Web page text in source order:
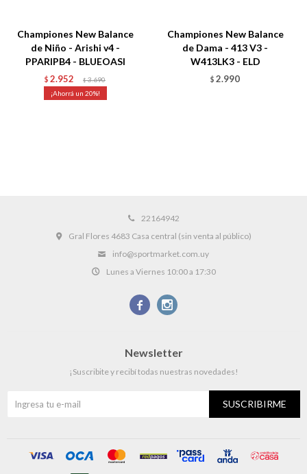
Championes New Balance
de Niño - Arishi v4 -
PPARIPB4 - BLUEOASI
$ 2.952 $ 3.690
20
Championes New Balance
de Dama - 413 V3 -
W413LK3 - ELD
$ 2.990
22164942
Gral Flores 4683 Casa central (sin venta al público)
info@sportmarket.com.uy
Lunes a Viernes 10:00 a 17:30
 
Newsletter
¡Suscribite y recibí todas nuestras novedades!
SUSCRIBIRME